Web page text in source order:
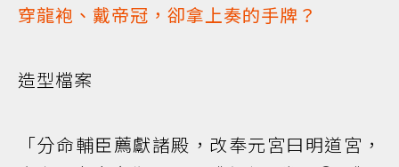
穿龍袍、戴帝冠，卻拿上奏的手牌？
造型檔案
「分命輔臣薦獻諸殿，改奉元宮曰明道宮，